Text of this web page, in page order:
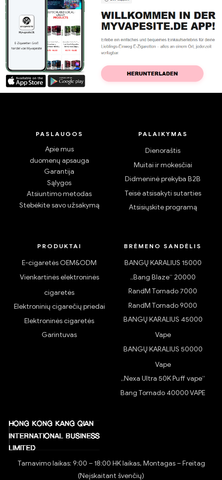
PASLAUGOS
Apie mus
duomenų apsauga
Garantija
Sąlygos
Atsiuntimo metodas
Stebėkite savo užsakymą
PALAIKYMAS
Dienoraštis
Muitai ir mokesčiai
Didmeninė prekyba B2B
Teisė atsisakyti sutarties
Atsisiųskite programą
PRODUKTAI
E-cigaretės OEM&ODM
Vienkartinės elektroninės
cigaretės
Elektroninių cigarečių priedai
Elektroninės cigaretės
Garintuvas
BRĖMENO SANDĖLIS
BANGŲ KARALIUS 15000
„Bang Blaze“ 20000
RandM Tornado 7000
RandM Tornado 9000
BANGŲ KARALIUS 45000
Vape
BANGŲ KARALIUS 50000
Vape
„Nexa Ultra 50K Puff vape“
Bang Tornado 40000 VAPE
Tarnavimo laikas: 9:00 – 18:00 HK laikas, Montagas – Freitag
(Neįskaitant švenčių)